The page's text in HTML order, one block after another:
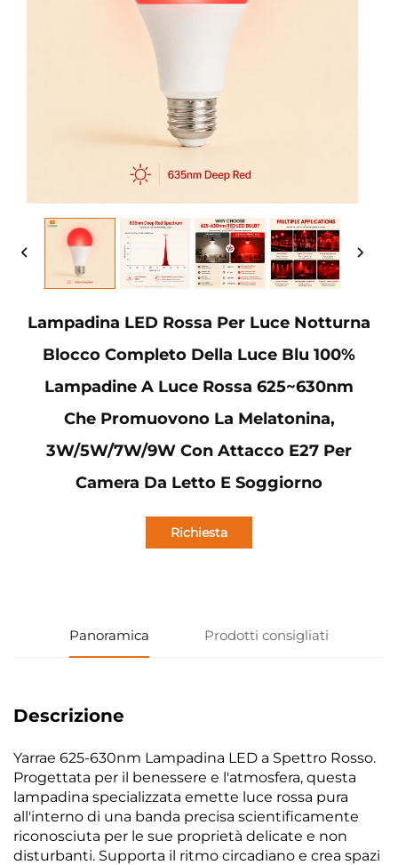
Lampadina LED Rossa Per Luce Notturna
Blocco Completo Della Luce Blu 100%
Lampadine A Luce Rossa 625~630nm
Che Promuovono La Melatonina,
3W/5W/7W/9W Con Attacco E27 Per
Camera Da Letto E Soggiorno
Richiesta
Panoramica Prodotti consigliati
Descrizione
Yarrae 625-630nm Lampadina LED a Spettro Rosso.
Progettata per il benessere e l'atmosfera, questa
lampadina specializzata emette luce rossa pura
all'interno di una banda precisa scientificamente
riconosciuta per le sue proprietà delicate e non
disturbanti. Supporta il ritmo circadiano e crea spazi